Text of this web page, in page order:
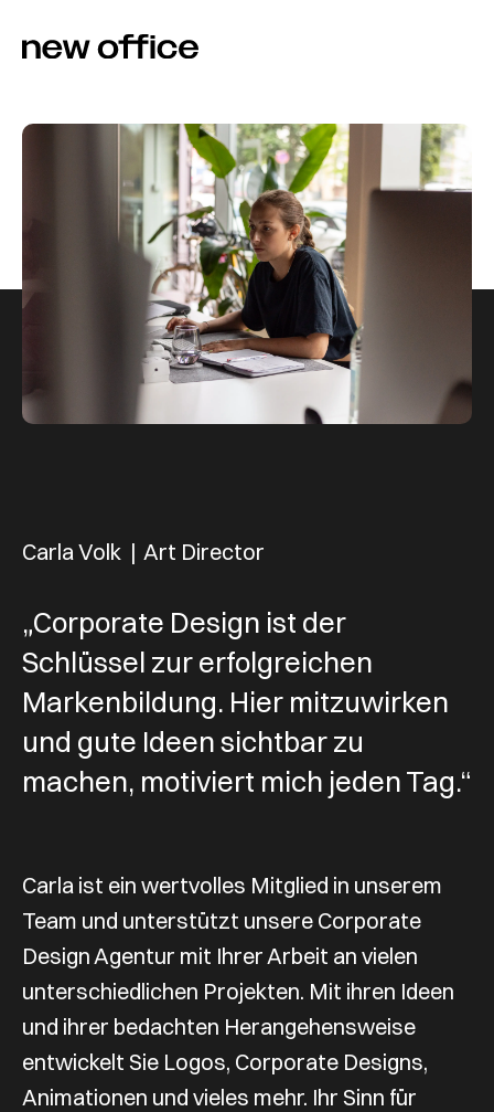
Carla Volk | Art Director
„Corporate Design ist der
Schlüssel zur erfolgreichen
Markenbildung. Hier mitzuwirken
und gute Ideen sichtbar zu
machen, motiviert mich jeden Tag.“
Carla ist ein wertvolles Mitglied in unserem
Team und unterstützt unsere Corporate
Design Agentur mit Ihrer Arbeit an vielen
unterschiedlichen Projekten. Mit ihren Ideen
und ihrer bedachten Herangehensweise
entwickelt Sie Logos, Corporate Designs,
Animationen und vieles mehr. Ihr Sinn für